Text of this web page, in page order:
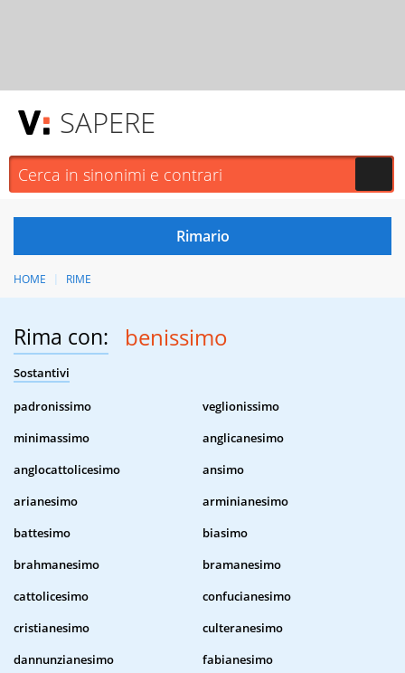
SAPERE
HOME RIME
Rima con: benissimo
Sostantivi
padronissimo
veglionissimo
minimassimo
anglicanesimo
anglocattolicesimo
ansimo
arianesimo
arminianesimo
battesimo
biasimo
brahmanesimo
bramanesimo
cattolicesimo
confucianesimo
cristianesimo
culteranesimo
dannunzianesimo
fabianesimo